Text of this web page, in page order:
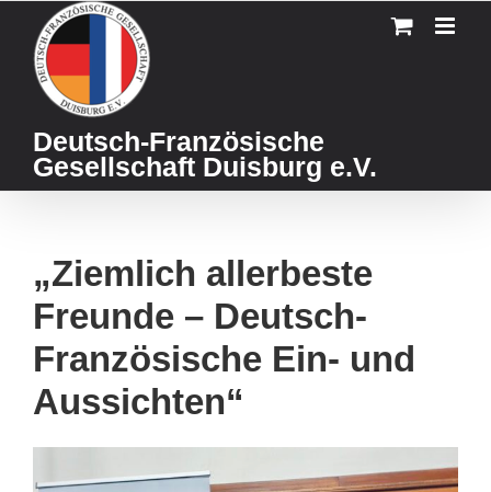
content
Deutsch-Französische
Gesellschaft Duisburg e.V.
„Ziemlich allerbeste
Freunde – Deutsch-
Französische Ein- und
Aussichten“